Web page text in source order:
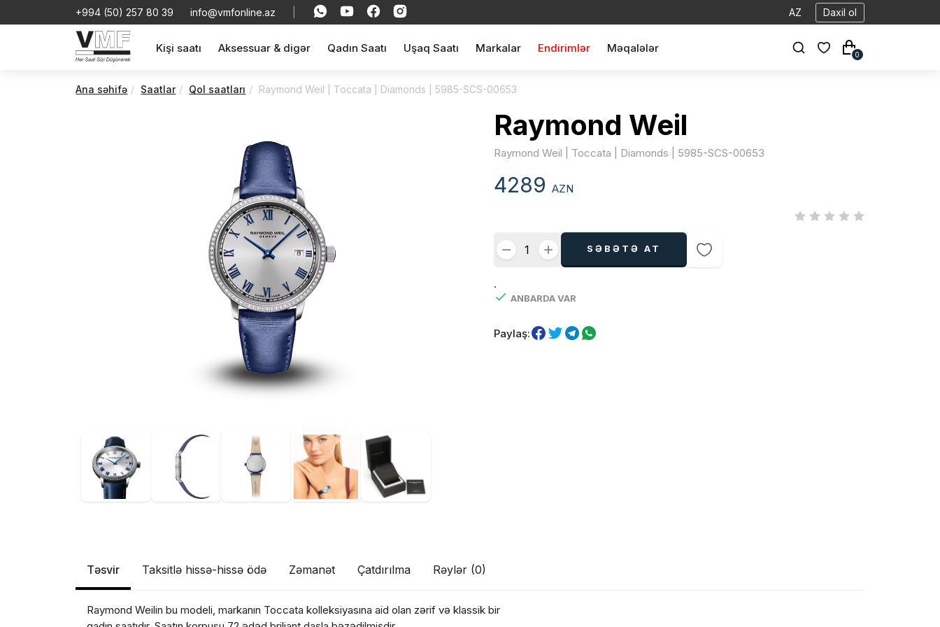
+994 (50) 257 80 39 info@vmfonline.az AZ Daxil ol
Kişi saatı Aksessuar & digər Qadın Saatı Uşaq Saatı Markalar Endirimlər Məqalələr
0
Ana səhifə Saatlar Qol saatları Raymond Weil | Toccata | Diamonds | 5985-SCS-00653
Raymond Weil
Raymond Weil | Toccata | Diamonds | 5985-SCS-00653
4289 AZN
SƏBƏTƏ AT
.
ANBARDA VAR
Paylaş:
Təsvir Taksitlə hissə-hissə ödə Zəmanət Çatdırılma Rəylər (0)
Raymond Weilin bu modeli, markanın Toccata kolleksiyasına aid olan zərif və klassik bir